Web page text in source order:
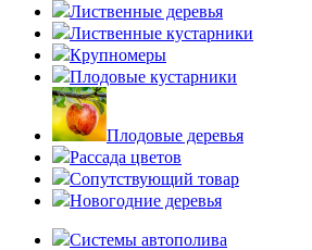
Лиственные деревья
Лиственные кустарники
Крупномеры
Плодовые кустарники
Плодовые деревья
Рассада цветов
Сопутствующий товар
Новогодние деревья
Системы автополива